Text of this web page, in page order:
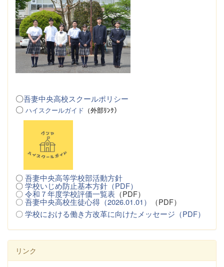
〇吾妻中央高校スクールポリシー
〇 ハイスクールガイド （外部ﾘﾝｸ）
〇吾妻中央高等学校部活動方針
〇学校いじめ防止基本方針（PDF）
〇令和７年度学校評価一覧表 （PDF）
〇吾妻中央高校生徒心得（2026.01.01）
（PDF）
〇学校における働き方改革に向けたメッセージ（PDF）
リンク